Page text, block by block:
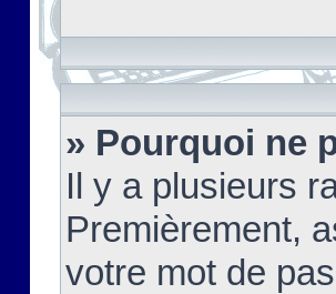
» Pourquoi ne
Il y a plusieurs
Premièrement,
votre mot de